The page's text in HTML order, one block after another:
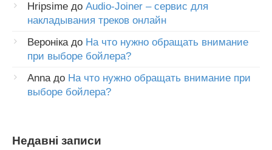
Hripsime до Audio-Joiner – сервис для
накладывания треков онлайн
Веронікадо На что нужно обращать внимание
при выборе бойлера?
Annaдо На что нужно обращать внимание при
выборе бойлера?
Недавні записи